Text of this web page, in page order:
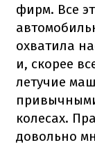
фирм. Все
охватила
и, скорее
летучие
колесах.
довольно